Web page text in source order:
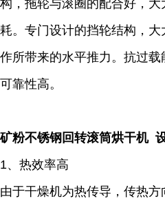
构，拖轮与滚圈的配合好，
耗。专门设计的挡轮结构，
作所带来的水平推力。抗过载
可靠性高。
矿粉不锈钢回转滚筒烘干机
1、热效率高
由于干燥机为热传导，传热